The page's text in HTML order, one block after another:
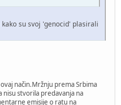
su svoj 'genocid' plasirali
način.Mržnju prema Srbima
nisu stvorila predavanja na
emisije o ratu na